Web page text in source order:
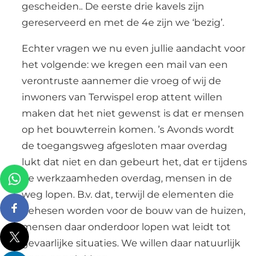
gescheiden.. De eerste drie kavels zijn
gereserveerd en met de 4e zijn we ‘bezig’.
Echter vragen we nu even jullie aandacht voor
het volgende: we kregen een mail van een
verontruste aannemer die vroeg of wij de
inwoners van Terwispel erop attent willen
maken dat het niet gewenst is dat er mensen
op het bouwterrein komen. ’s Avonds wordt
de toegangsweg afgesloten maar overdag
lukt dat niet en dan gebeurt het, dat er tijdens
de werkzaamheden overdag, mensen in de
weg lopen. B.v. dat, terwijl de elementen die
gehesen worden voor de bouw van de huizen,
mensen daar onderdoor lopen wat leidt tot
gevaarlijke situaties. We willen daar natuurlijk